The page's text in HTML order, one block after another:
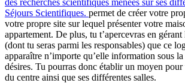
des recherches scientifiques menées sur ses
Séjours Scientifiques. permet de créer votre
votre propre site sur lequel présenter votre
appartement. De plus, tu t’apercevras en
(dont tu seras parmi les responsables) que ce
apparaître n’importe qu’elle information sous
désires. Tu pourras donc établir un moyen
du centre ainsi que ses différentes salles.